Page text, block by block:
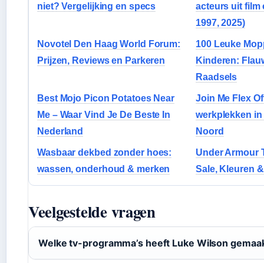
niet? Vergelijking en specs
acteurs uit film
1997, 2025)
Novotel Den Haag World Forum:
Prijzen, Reviews en Parkeren
100 Leuke
Kinderen:
Raadsels
Best Mojo Picon Potatoes Near
Me – Waar Vind Je De Beste In
Nederland
Join Me Flex
werkplekken
Noord
Wasbaar dekbed zonder hoes:
wassen, onderhoud & merken
Under Armour
Sale, Kleuren
Veelgestelde vragen
Welke tv-programma’s heeft Luke Wilson